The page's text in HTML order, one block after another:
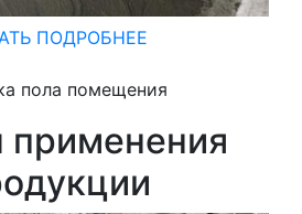
ПОДРОБНЕЕ
пола помещения